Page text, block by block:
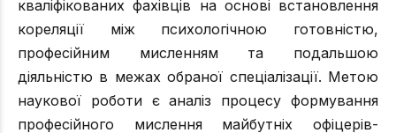
кваліфікованих фахівців на основі встановлення
кореляції між психологічною готовністю,
професійним мисленням та подальшою
діяльністю в межах обраної спеціалізації. Метою
наукової роботи є аналіз процесу формування
професійного мислення майбутніх офіцерів-